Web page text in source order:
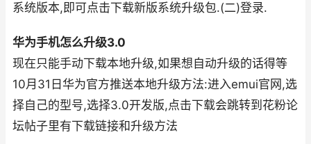
系统版本,即可点击下载新版系统升级包.(二)登录.
华为手机怎么升级3.0
现在只能手动下载本地升级,如果想自动升级的话得等
10月31日华为官方推送本地升级方法:进入emui官网,选
择自己的型号,选择3.0开发版,点击下载会跳转到花粉论
坛帖子里有下载链接和升级方法